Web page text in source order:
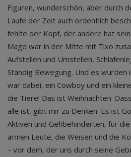
Figuren, wunderschön, aber durch
Laufe der Zeit auch ordentlich
fehlte der Kopf, der andere hat
Magd war in der Mitte mit Tixo
Aufstellen und Umstellen,
Ständig Bewegung. Und es wurden
war dabei, ein Cowboy und ein
die Tiere! Das ist Weihnachten.
alle ist, gibt mir zu Denken. Es ist
Aktiven und Gehbehinderten, für
armen Leute, die Weisen und die
– vor dem, der uns durch seine